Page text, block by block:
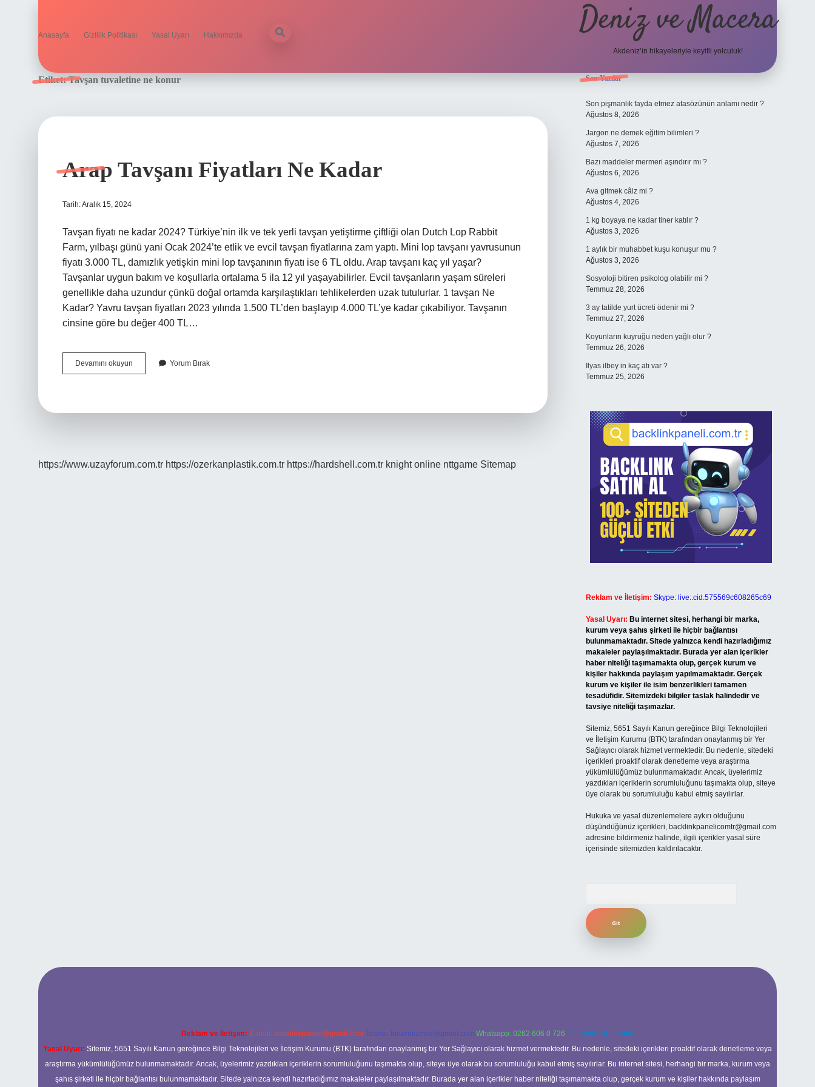
Anasayfa Gizlilik Politikası Yasal Uyarı Hakkımızda Deniz ve Macera
Akdeniz’in hikayeleriyle keyifli yolculuk!
Etiket:Tavşan tuvaletine ne konur
Arap Tavşanı Fiyatları Ne Kadar
Tarih: Aralık 15, 2024
Tavşan fiyatı ne kadar 2024? Türkiye’nin ilk ve tek yerli tavşan yetiştirme çiftliği olan Dutch Lop Rabbit
Farm, yılbaşı günü yani Ocak 2024’te etlik ve evcil tavşan fiyatlarına zam yaptı. Mini lop tavşanı yavrusunun
fiyatı 3.000 TL, damızlık yetişkin mini lop tavşanının fiyatı ise 6 TL oldu. Arap tavşanı kaç yıl yaşar?
Tavşanlar uygun bakım ve koşullarla ortalama 5 ila 12 yıl yaşayabilirler. Evcil tavşanların yaşam süreleri
genellikle daha uzundur çünkü doğal ortamda karşılaştıkları tehlikelerden uzak tutulurlar. 1 tavşan Ne
Kadar? Yavru tavşan fiyatları 2023 yılında 1.500 TL’den başlayıp 4.000 TL’ye kadar çıkabiliyor. Tavşanın
cinsine göre bu değer 400 TL…
Devamını okuyun
Tavşanı
Yorum Bırak
https://www.uzayforum.com.tr https://ozerkanplastik.com.tr https://hardshell.com.tr knight online nttgame Sitemap
Sidebar
Son Yazılar
Son pişmanlık fayda etmez atasözünün anlamı nedir ?
Ağustos 8, 2026
Jargon ne demek eğitim bilimleri ?
Ağustos 7, 2026
Bazı maddeler mermeri aşındırır mı ?
Ağustos 6, 2026
Ava gitmek câiz mi ?
Ağustos 4, 2026
1 kg boyaya ne kadar tiner katılır ?
Ağustos 3, 2026
1 aylık bir muhabbet kuşu konuşur mu ?
Ağustos 3, 2026
Sosyoloji bitiren psikolog olabilir mi ?
Temmuz 28, 2026
3 ay tatilde yurt ücreti ödenir mi ?
Temmuz 27, 2026
Koyunların kuyruğu neden yağlı olur ?
Temmuz 26, 2026
Ilyas ilbey in kaç atı var ?
Temmuz 25, 2026
Reklam ve İletişim: Skype: live:.cid.575569c608265c69
Yasal Uyarı: Bu internet sitesi, herhangi bir marka,
kurum veya şahıs şirketi ile hiçbir bağlantısı
bulunmamaktadır. Sitede yalnızca kendi hazırladığımız
makaleler paylaşılmaktadır. Burada yer alan içerikler
haber niteliği taşımamakta olup, gerçek kurum ve
kişiler hakkında paylaşım yapılmamaktadır. Gerçek
kurum ve kişiler ile isim benzerlikleri tamamen
tesadüfidir. Sitemizdeki bilgiler taslak halindedir ve
tavsiye niteliği taşımazlar.
Sitemiz, 5651 Sayılı Kanun gereğince Bilgi Teknolojileri
ve İletişim Kurumu (BTK) tarafından onaylanmış bir Yer
Sağlayıcı olarak hizmet vermektedir. Bu nedenle, sitedeki
içerikleri proaktif olarak denetleme veya araştırma
yükümlülüğümüz bulunmamaktadır. Ancak, üyelerimiz
yazdıkları içeriklerin sorumluluğunu taşımakta olup, siteye
üye olarak bu sorumluluğu kabul etmiş sayılırlar.
Hukuka ve yasal düzenlemelere aykırı olduğunu
düşündüğünüz içerikleri, backlinkpanelicomtr@gmail.com
adresine bildirmeniz halinde, ilgili içerikler yasal süre
içerisinde sitemizden kaldırılacaktır.
Reklam ve İletişim: E-mail: backlinkpaneli@gmail.com Teams: forumhizmeti@gmail.com Whatsapp: 0262 606 0 726 Telegram: @karabul
Yasal Uyarı: Sitemiz, 5651 Sayılı Kanun gereğince Bilgi Teknolojileri ve İletişim Kurumu (BTK) tarafından onaylanmış bir Yer Sağlayıcı olarak hizmet vermektedir. Bu nedenle, sitedeki içerikleri proaktif olarak denetleme veya
araştırma yükümlülüğümüz bulunmamaktadır. Ancak, üyelerimiz yazdıkları içeriklerin sorumluluğunu taşımakta olup, siteye üye olarak bu sorumluluğu kabul etmiş sayılırlar. Bu internet sitesi, herhangi bir marka, kurum veya
şahıs şirketi ile hiçbir bağlantısı bulunmamaktadır. Sitede yalnızca kendi hazırladığımız makaleler paylaşılmaktadır. Burada yer alan içerikler haber niteliği taşımamakta olup, gerçek kurum ve kişiler hakkında paylaşım